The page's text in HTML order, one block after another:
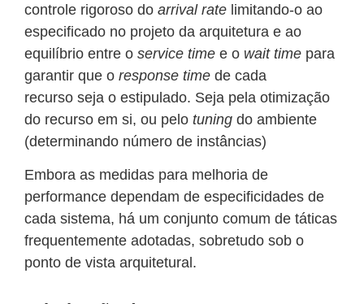
controle rigoroso do arrival rate limitando-o ao
especificado no projeto da arquitetura e ao
equilíbrio entre o service time e o wait time para
garantir que o response time de cada
recurso seja o estipulado. Seja pela otimização
do recurso em si, ou pelo tuning do ambiente
(determinando número de instâncias)
Embora as medidas para melhoria de
performance dependam de especificidades de
cada sistema, há um conjunto comum de táticas
frequentemente adotadas, sobretudo sob o
ponto de vista arquitetural.